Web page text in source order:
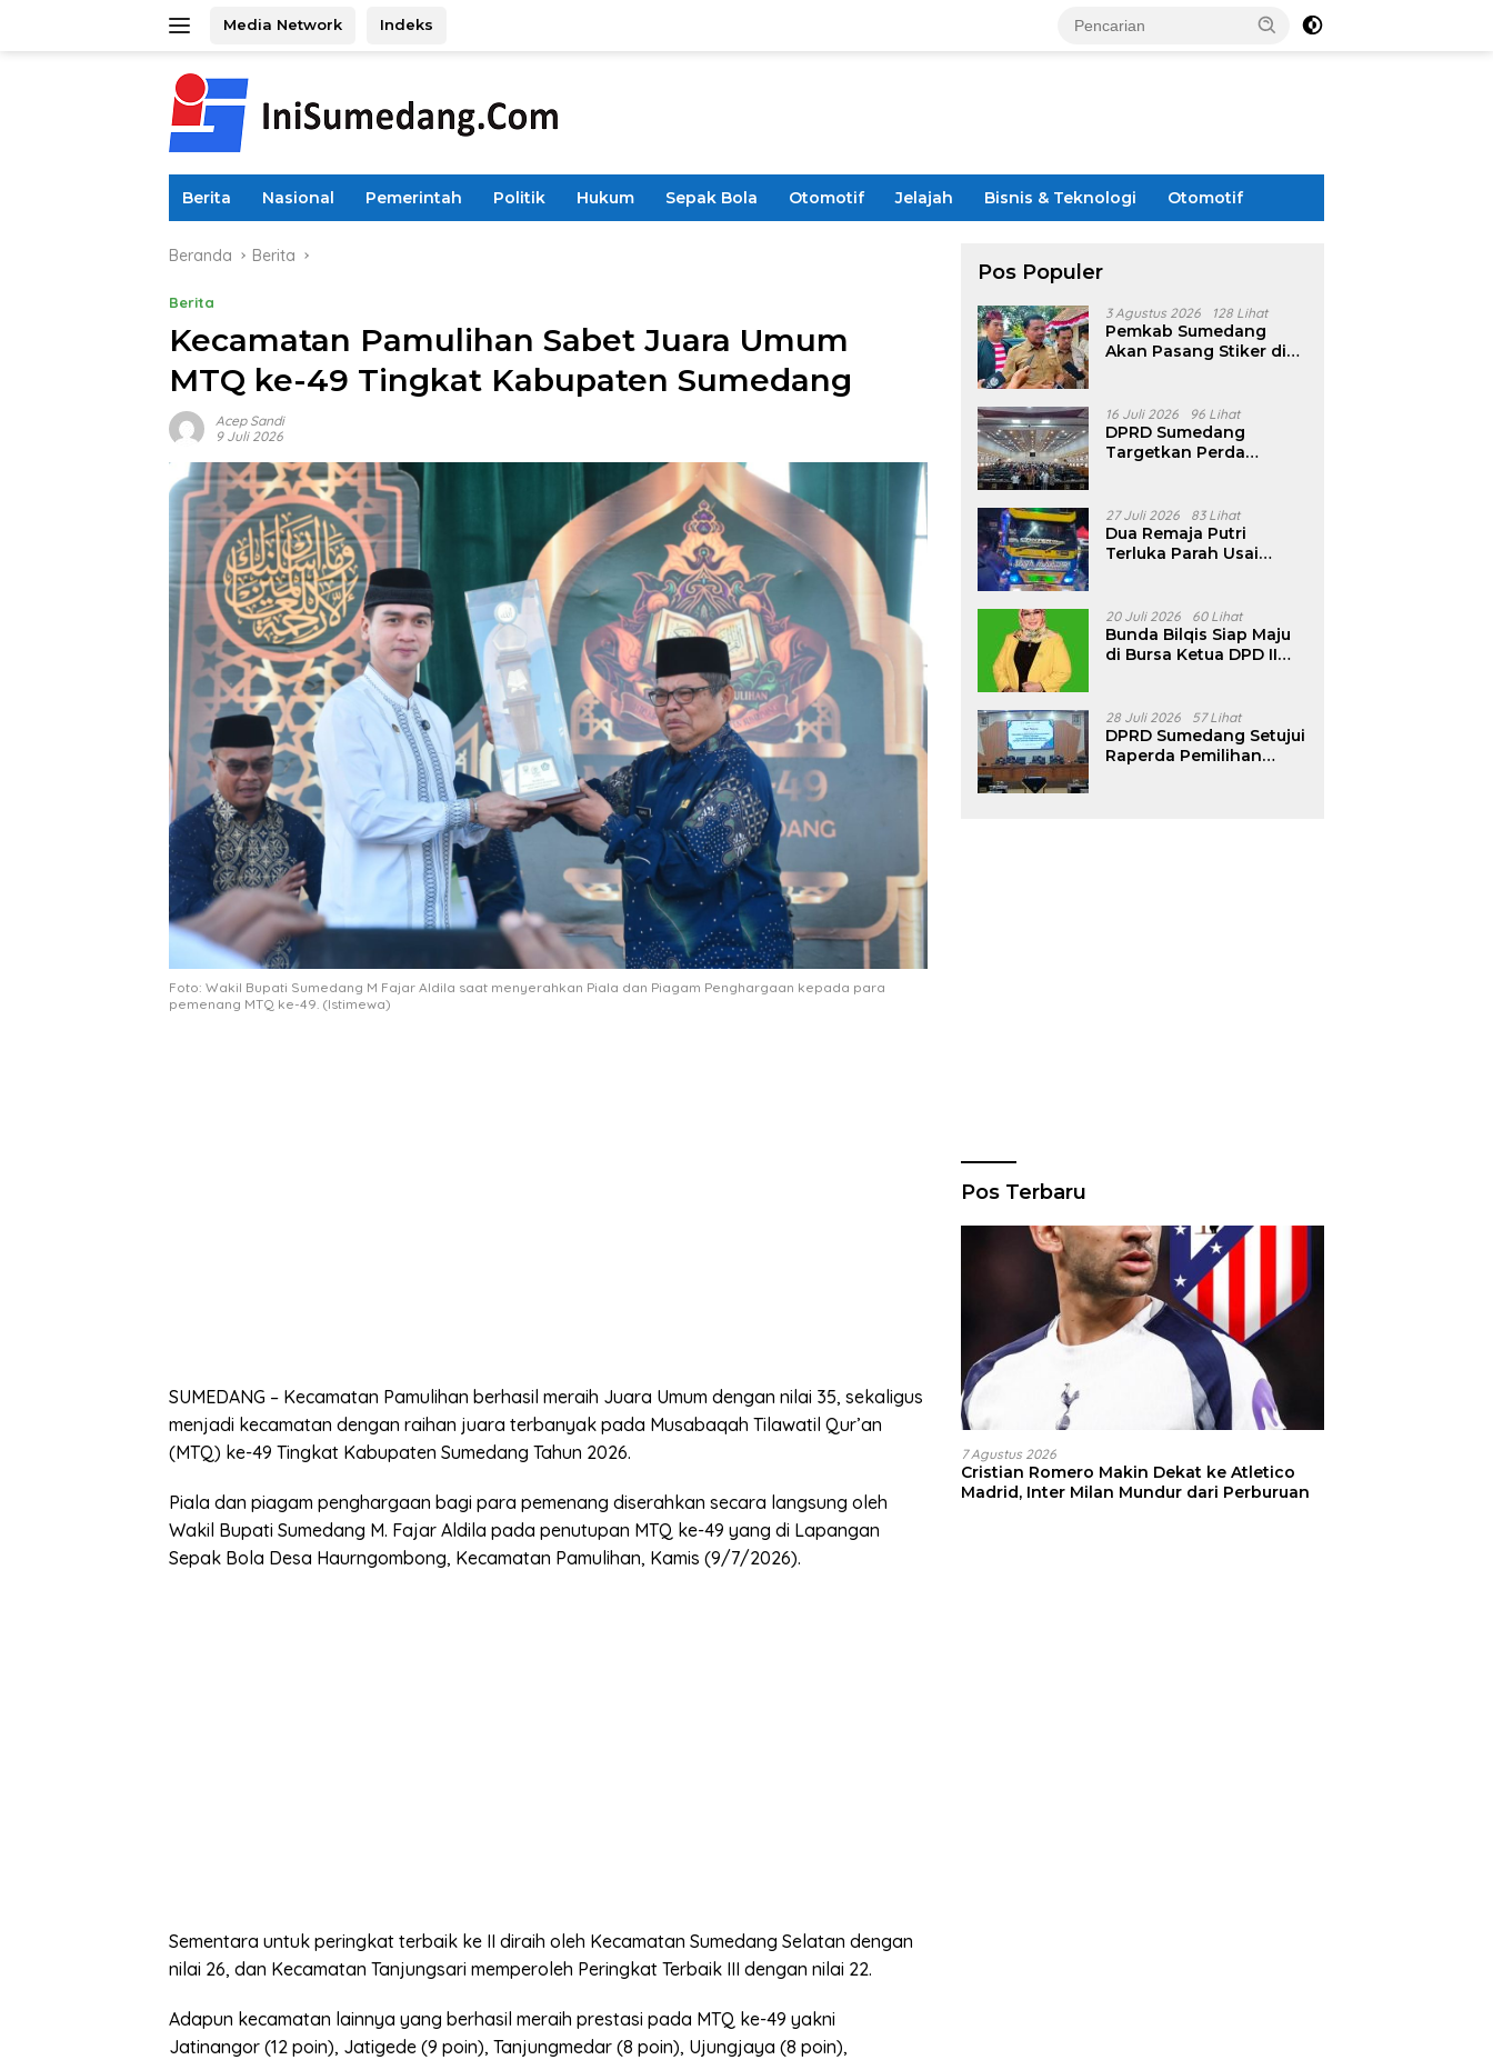
Media Network Indeks
Berita Nasional Pemerintah Politik Hukum Sepak Bola Otomotif Jelajah Bisnis & Teknologi Otomotif
Beranda Berita
Berita
Kecamatan Pamulihan Sabet Juara Umum
MTQ ke-49 Tingkat Kabupaten Sumedang
Acep Sandi
9 Juli 2026
Foto: Wakil Bupati Sumedang M Fajar Aldila saat menyerahkan Piala dan Piagam Penghargaan kepada para
pemenang MTQ ke-49. (Istimewa)
SUMEDANG – Kecamatan Pamulihan berhasil meraih Juara Umum dengan nilai 35, sekaligus
menjadi kecamatan dengan raihan juara terbanyak pada Musabaqah Tilawatil Qur’an
(MTQ) ke-49 Tingkat Kabupaten Sumedang Tahun 2026.
Piala dan piagam penghargaan bagi para pemenang diserahkan secara langsung oleh
Wakil Bupati Sumedang M. Fajar Aldila pada penutupan MTQ ke-49 yang di Lapangan
Sepak Bola Desa Haurngombong, Kecamatan Pamulihan, Kamis (9/7/2026).
Sementara untuk peringkat terbaik ke II diraih oleh Kecamatan Sumedang Selatan dengan
nilai 26, dan Kecamatan Tanjungsari memperoleh Peringkat Terbaik III dengan nilai 22.
Adapun kecamatan lainnya yang berhasil meraih prestasi pada MTQ ke-49 yakni
Jatinangor (12 poin), Jatigede (9 poin), Tanjungmedar (8 poin), Ujungjaya (8 poin),
Pos Populer
3 Agustus 2026 128 Lihat
Pemkab Sumedang
Akan Pasang Stiker di
16 Juli 2026 96 Lihat
DPRD Sumedang
Targetkan Perda
Pencalonan Diperjelas
27 Juli 2026 83 Lihat
Dua Remaja Putri
Terluka Parah Usai
Tanjungsari Sumedang
20 Juli 2026 60 Lihat
Bunda Bilqis Siap Maju
di Bursa Ketua DPD II
28 Juli 2026 57 Lihat
DPRD Sumedang Setujui
Raperda Pemilihan
Pos Terbaru
7 Agustus 2026
Cristian Romero Makin Dekat ke Atletico
Madrid, Inter Milan Mundur dari Perburuan